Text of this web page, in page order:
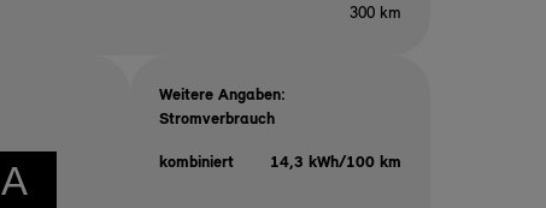
300 km
A
Weitere Angaben:
Stromverbrauch
kombiniert 14,3 kWh/100 km